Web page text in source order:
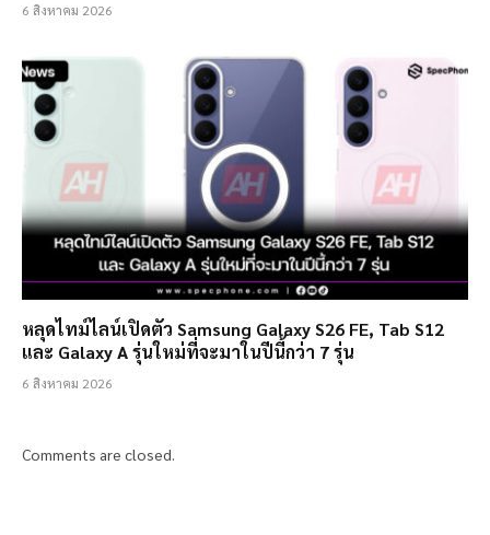
6 สิงหาคม 2026
หลุดไทม์ไลน์เปิดตัว Samsung Galaxy S26 FE, Tab S12
และ Galaxy A รุ่นใหม่ที่จะมาในปีนี้กว่า 7 รุ่น
6 สิงหาคม 2026
Comments are closed.